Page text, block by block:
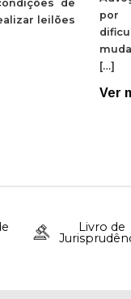
de
leilões
por
[…]
Ver
Livro de